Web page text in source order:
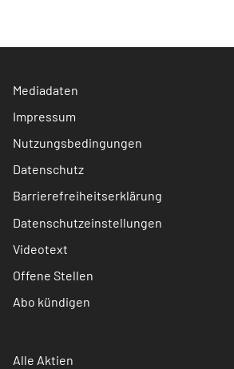
Mediadaten
Impressum
Nutzungsbedingungen
Datenschutz
Barrierefreiheitserklärung
Datenschutzeinstellungen
Videotext
Offene Stellen
Abo kündigen
Alle Aktien